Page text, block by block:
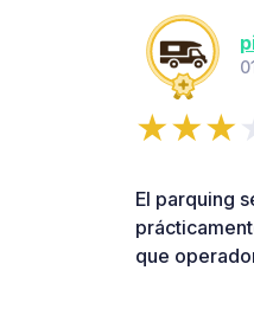
El parquing
que